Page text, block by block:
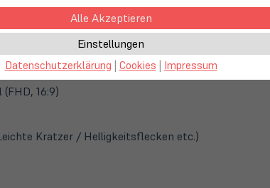
(FHD, 16:9)
Kratzer / Helligkeitsflecken etc.)
Alle Akzeptieren
Einstellungen
Datenschutzerklärung | Cookies | Impressum